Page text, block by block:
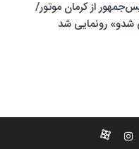
از کرمان موتور/
رونمایی شد